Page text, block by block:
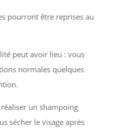
pourront être reprises au
peut avoir lieu : vous
normales quelques
un shampoing
sécher le visage après